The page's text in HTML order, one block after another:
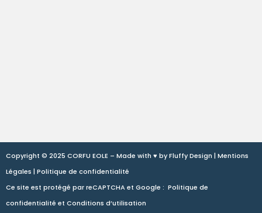
Copyright © 2025 CORFU EOLE – Made with ♥ byFluffy Design | Mentions
Légales | Politique de confidentialité
Ce site est protégé par reCAPTCHA et Google : Politique de
confidentialité et Conditions d’utilisation